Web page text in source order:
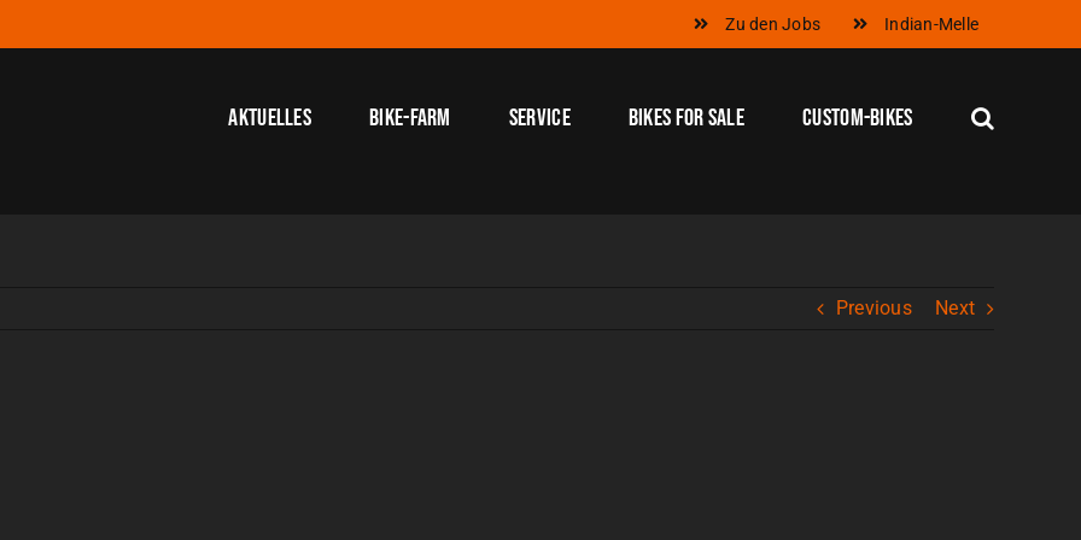
Zu den Jobs Indian-Melle
Aktuelles Bike-Farm Service Bikes for Sale Custom-Bikes
Previous Next